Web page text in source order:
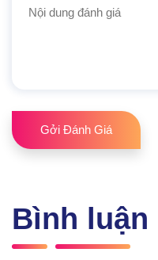
Gởi Đánh Giá
Bình luận